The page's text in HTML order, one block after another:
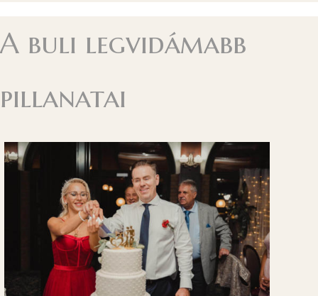
A buli legvidámabb
pillanatai